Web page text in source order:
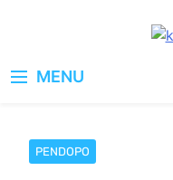
MENU
PENDOPO